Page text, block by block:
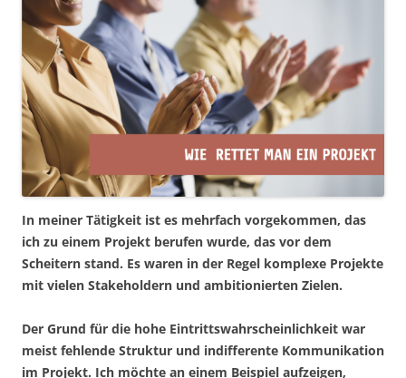
In meiner Tätigkeit ist es mehrfach vorgekommen, das
ich zu einem Projekt berufen wurde, das vor dem
Scheitern stand. Es waren in der Regel komplexe Projekte
mit vielen Stakeholdern und ambitionierten Zielen.
Der Grund für die hohe Eintrittswahrscheinlichkeit war
meist fehlende Struktur und indifferente Kommunikation
im Projekt. Ich möchte an einem Beispiel aufzeigen,